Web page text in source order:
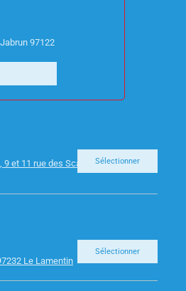
BARRE DE SON / HOME CINEMA
BARRE DE SON SP7 5.1
420W WIFI/ BT DTS
97122
9 et 11 rue des Scarabees 97300
Sélectionner
Le Lamentin
Sélectionner